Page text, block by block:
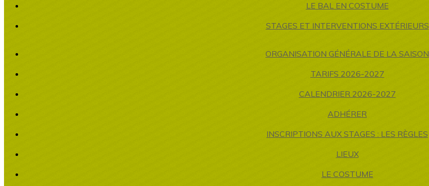
LE BAL EN COSTUME
STAGES ET INTERVENTIONS EXTÉRIEURS
ORGANISATION GÉNÉRALE DE LA SAISON
TARIFS 2026-2027
CALENDRIER 2026-2027
ADHÉRER
INSCRIPTIONS AUX STAGES : LES RÈGLES
LIEUX
LE COSTUME